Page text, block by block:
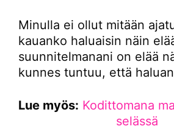
Minulla ei ollut mitään
kauanko haluaisin näin
suunnitelmanani on elää
kunnes tuntuu, että
Lue myös: Kodittomana
selässä